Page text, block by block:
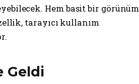
Hem basit bir görünüm
tarayıcı kullanım
Geldi